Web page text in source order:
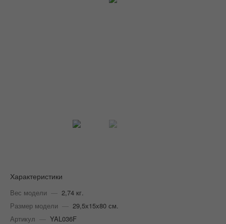
Характеристики
Вес модели — 2,74 кг.
Размер модели — 29,5х15х80 см.
Артикул — YAL036F